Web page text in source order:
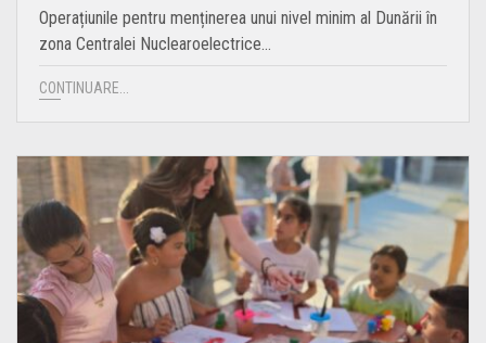
Operațiunile pentru menținerea unui nivel minim al Dunării în
zona Centralei Nuclearoelectrice…
CONTINUARE...